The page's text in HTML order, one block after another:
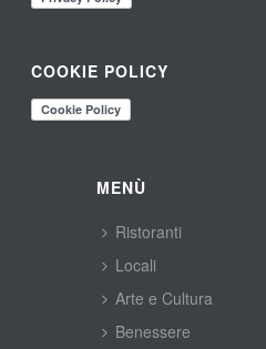
COOKIE POLICY
MENÙ
Ristoranti
Locali
Arte e Cultura
Benessere